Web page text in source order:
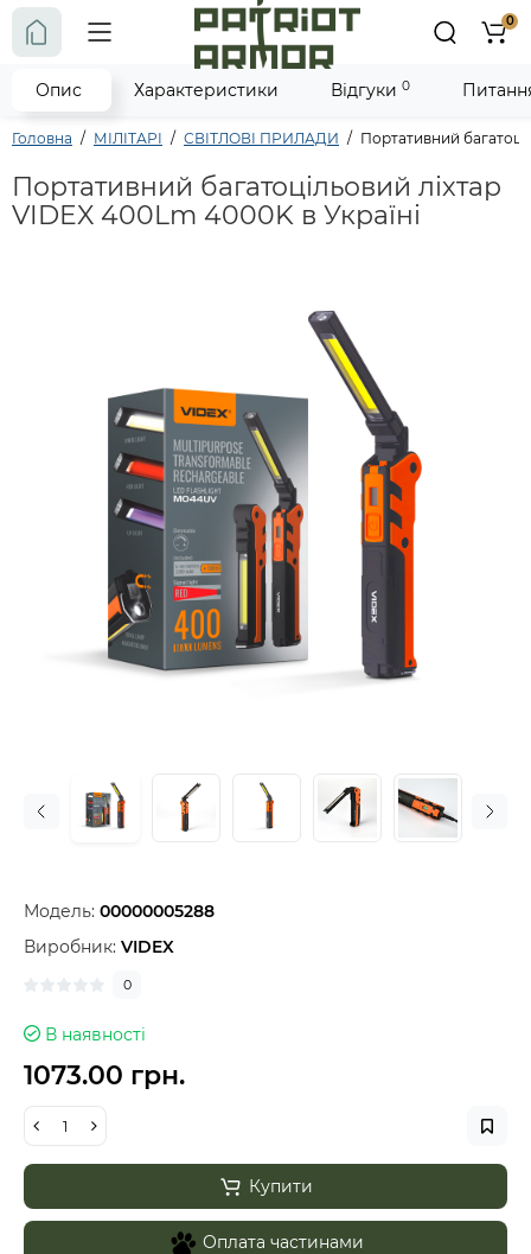
0
Головна МІЛІТАРІ СВІТЛОВІ ПРИЛАДИ Портативний
Портативний багатоцільовий ліхтар
VIDEX 400Lm 4000K в Україні
Модель: 00000005288
Виробник: VIDEX
0
В наявності
1073.00 грн.
Купити
Оплата частинами
Опис Характеристики Відгуки 0